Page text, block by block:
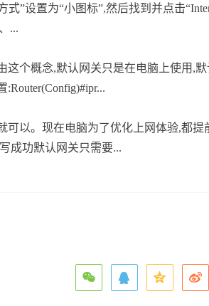
式”设置为“小图标”,然后找到并点击
...
这个概念,默认网关只是在电脑上使用,
可以。现在电脑为了优化上网体验,都
成功默认网关只需要...